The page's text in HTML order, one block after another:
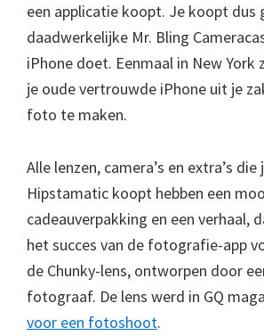
een applicatie koopt. Je koopt dus
daadwerkelijke Mr. Bling
iPhone doet. Eenmaal in New York
je oude vertrouwde iPhone uit je
foto te maken.
Alle lenzen, camera’s en extra’s die
Hipstamatic koopt hebben een
cadeauverpakking en een verhaal,
het succes van de fotografie-app
de Chunky-lens, ontworpen door
fotograaf. De lens werd in GQ
voor een fotoshoot.